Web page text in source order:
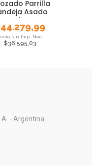
Parrilla
Asado
Excelente
44.279,99
$36.595,03
- Argentina